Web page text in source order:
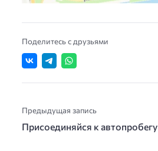
Поделитесь с друзьями
Предыдущая запись
Присоединяйся к автопробегу